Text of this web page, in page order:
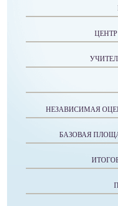
НЕЗАВИСИМАЯ
БАЗОВАЯ